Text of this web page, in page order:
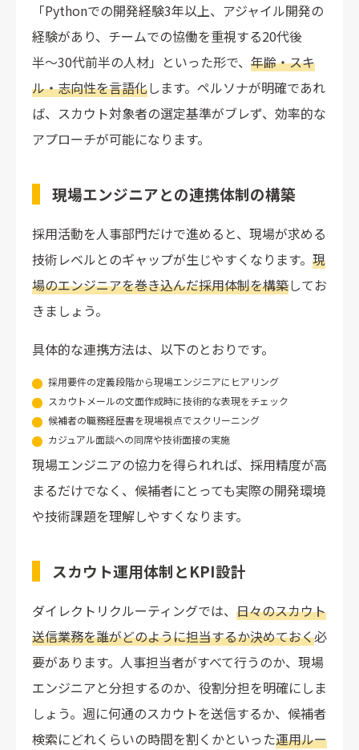
「Pythonでの開発経験3年以上、アジャイル開発の
経験があり、チームでの協働を重視する20代後
半〜30代前半の人材」といった形で、 年齢・スキ
ル・志向性を言語化します。ペルソナが明確であれ
ば、スカウト対象者の選定基準がブレず、効率的な
アプローチが可能になります。
現場エンジニアとの連携体制の構築
採用活動を人事部門だけで進めると、現場が求める
技術レベルとのギャップが生じやすくなります。 現
場のエンジニアを巻き込んだ採用体制を構築してお
きましょう。
具体的な連携方法は、以下のとおりです。
採用要件の定義段階から現場エンジニアにヒアリング
スカウトメールの文面作成時に技術的な表現をチェック
候補者の職務経歴書を現場視点でスクリーニング
カジュアル面談への同席や技術面接の実施
現場エンジニアの協力を得られれば、採用精度が高
まるだけでなく、候補者にとっても実際の開発環境
や技術課題を理解しやすくなります。
スカウト運用体制とKPI設計
ダイレクトリクルーティングでは、 日々のスカウト
送信業務を誰がどのように担当するか決めておく必
要があります。人事担当者がすべて行うのか、現場
エンジニアと分担するのか、役割分担を明確にしま
しょう。週に何通のスカウトを送信するか、候補者
検索にどれくらいの時間を割くかといった運用ルー